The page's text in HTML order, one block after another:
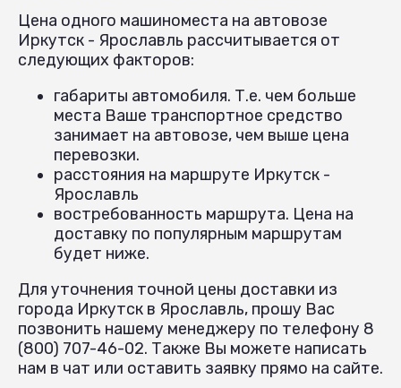
Цена одного машиноместа на автовозе
Иркутск - Ярославль рассчитывается от
следующих факторов:
габариты автомобиля. Т.е. чем больше
места Ваше транспортное средство
занимает на автовозе, чем выше цена
перевозки.
расстояния на маршруте Иркутск -
Ярославль
востребованность маршрута. Цена на
доставку по популярным маршрутам
будет ниже.
Для уточнения точной цены доставки из
города Иркутск в Ярославль, прошу Вас
позвонить нашему менеджеру по телефону 8
(800) 707-46-02. Также Вы можете написать
нам в чат или оставить заявку прямо на сайте.